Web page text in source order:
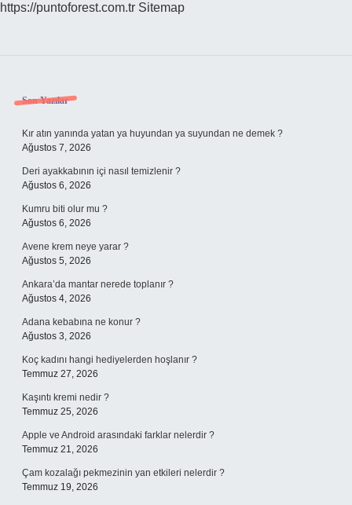
https://puntoforest.com.tr Sitemap
Sidebar
Son Yazılar
Kır atın yanında yatan ya huyundan ya suyundan ne demek ?
Ağustos 7, 2026
Deri ayakkabının içi nasıl temizlenir ?
Ağustos 6, 2026
Kumru biti olur mu ?
Ağustos 6, 2026
Avene krem neye yarar ?
Ağustos 5, 2026
Ankara’da mantar nerede toplanır ?
Ağustos 4, 2026
Adana kebabına ne konur ?
Ağustos 3, 2026
Koç kadını hangi hediyelerden hoşlanır ?
Temmuz 27, 2026
Kaşıntı kremi nedir ?
Temmuz 25, 2026
Apple ve Android arasındaki farklar nelerdir ?
Temmuz 21, 2026
Çam kozalağı pekmezinin yan etkileri nelerdir ?
Temmuz 19, 2026